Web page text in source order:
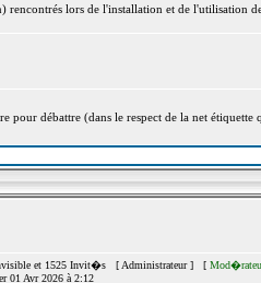
rencontrés lors de l'installation et de
débattre (dans le respect de la net étiquette
et 1525 Invit�s [ Administrateur] [
01 Avr 2026 à 2:12